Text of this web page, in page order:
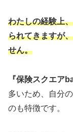
わたしの経験上
られてきますが
せん。
『保険スクエア
多いため、自分
のも特徴です。